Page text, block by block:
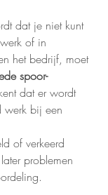
dat je niet kunt
of in
het bedrijf, moet
spoor-
dat er wordt
werk bij een
of verkeerd
problemen